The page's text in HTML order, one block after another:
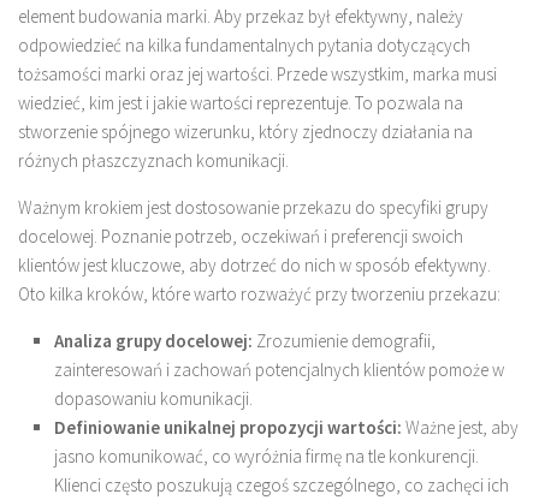
element budowania marki. Aby przekaz był efektywny, należy
odpowiedzieć na kilka fundamentalnych pytania dotyczących
tożsamości marki oraz jej wartości. Przede wszystkim, marka musi
wiedzieć, kim jest i jakie wartości reprezentuje. To pozwala na
stworzenie spójnego wizerunku, który zjednoczy działania na
różnych płaszczyznach komunikacji.
Ważnym krokiem jest dostosowanie przekazu do specyfiki grupy
docelowej. Poznanie potrzeb, oczekiwań i preferencji swoich
klientów jest kluczowe, aby dotrzeć do nich w sposób efektywny.
Oto kilka kroków, które warto rozważyć przy tworzeniu przekazu:
Analiza grupy docelowej: Zrozumienie demografii,
zainteresowań i zachowań potencjalnych klientów pomoże w
dopasowaniu komunikacji.
Definiowanie unikalnej propozycji wartości: Ważne jest, aby
jasno komunikować, co wyróżnia firmę na tle konkurencji.
Klienci często poszukują czegoś szczególnego, co zachęci ich